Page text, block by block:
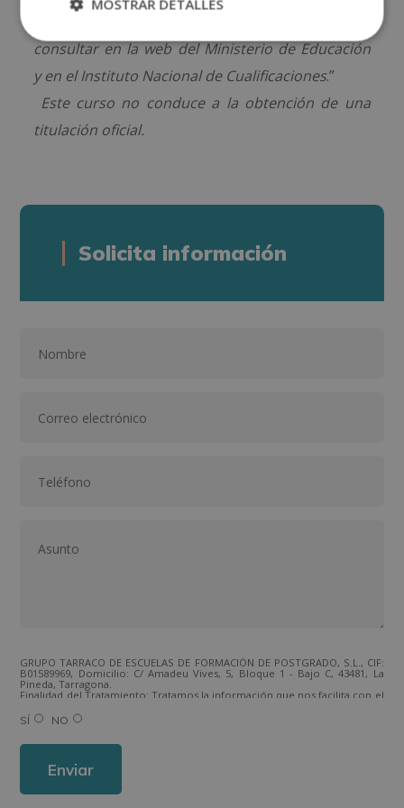
consultar en la web del Ministerio de Educación
y en el Instituto Nacional de Cualificaciones.”
Este curso no conduce a la obtención de una
titulación oficial.
Solicita información
GRUPO TARRACO DE ESCUELAS DE FORMACIÓN DE POSTGRADO, S.L., CIF:
B01589969, Domicilio: C/ Amadeu Vives, 5, Bloque 1 - Bajo C, 43481, La
Pineda, Tarragona.
Finalidad del Tratamiento: Tratamos la información que nos facilita con el
los productos ofrecidos y otros tipo de productos que fueran de su
interés.
Derechos: Puede ejercitar sus derechos identificándose suficientemente,
Para más información consulte nuestra Política de Privacidad.
SÍ NO
MOSTRAR DETALLES